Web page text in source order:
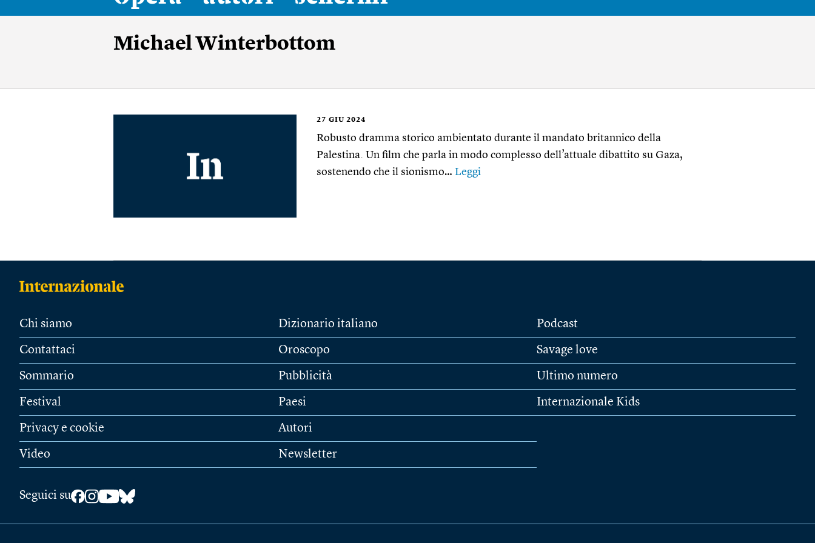
Michael Winterbottom
27 GIU 2024
Robusto dramma storico ambientato durante il mandato britannico della
Palestina. Un film che parla in modo complesso dell’attuale dibattito su Gaza,
sostenendo che il sionismo… Leggi
Chi siamo
Contattaci
Sommario
Festival
Privacy e cookie
Video
Dizionario italiano
Oroscopo
Pubblicità
Paesi
Autori
Newsletter
Podcast
Savage love
Ultimo numero
Internazionale Kids
Seguici su